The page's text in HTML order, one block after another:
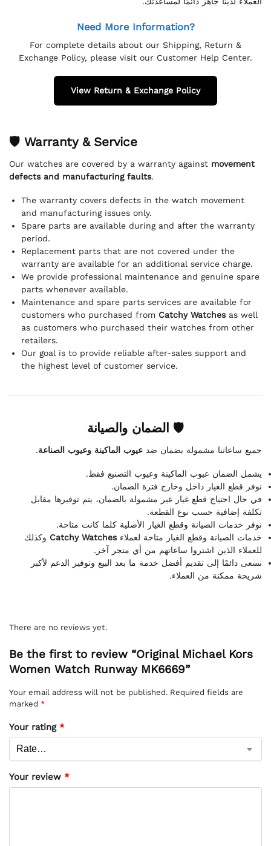
Need More Information?
For complete details about our Shipping, Return &
Exchange Policy, please visit our Customer Help Center.
View Return & Exchange Policy
🛡 Warranty & Service
Our watches are covered by a warranty against movement
defects and manufacturing faults.
The warranty covers defects in the watch movement
and manufacturing issues only.
Spare parts are available during and after the warranty
period.
Replacement parts that are not covered under the
warranty are available for an additional service charge.
We provide professional maintenance and genuine spare
parts whenever available.
Maintenance and spare parts services are available for
customers who purchased from Catchy Watchesas well
as customers who purchased their watches from other
retailers.
Our goal is to provide reliable after-sales support and
the highest level of customer service.
🛡 الضمان والصيانة
جميع ساعاتنا مشمولة بضمان ضد عيوب الماكينة وعيوب الصناعة.
يشمل الضمان عيوب الماكينة وعيوب التصنيع فقط.
نوفر قطع الغيار داخل وخارج فترة الضمان.
في حال احتياج قطع غيار غير مشمولة بالضمان، يتم توفيرها مقابل
تكلفة إضافية حسب نوع القطعة.
نوفر خدمات الصيانة وقطع الغيار الأصلية كلما كانت متاحة.
خدمات الصيانة وقطع الغيار متاحة لعملاءCatchy Watches وكذلك
للعملاء الذين اشتروا ساعاتهم من أي متجر آخر.
نسعى دائمًا إلى تقديم أفضل خدمة ما بعد البيع وتوفير الدعم لأكبر
شريحة ممكنة من العملاء.
There are no reviews yet.
Be the first to review “Original Michael Kors
Women Watch Runway MK6669”
Your email address will not be published. Required fields are
marked *
Your rating *
Your review *